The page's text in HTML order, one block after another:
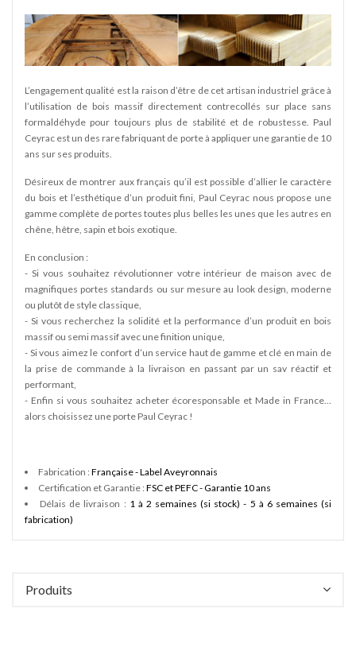
L’engagement qualité est la raison d’être de cet artisan industriel grâce à
l’utilisation de bois massif directement contrecollés sur place sans
formaldéhyde pour toujours plus de stabilité et de robustesse. Paul
Ceyrac est un des rare fabriquant de porte à appliquer une garantie de 10
ans sur ses produits.
Désireux de montrer aux français qu’il est possible d’allier le caractère
du bois et l’esthétique d’un produit fini, Paul Ceyrac nous propose une
gamme complète de portes toutes plus belles les unes que les autres en
chêne, hêtre, sapin et bois exotique.
En conclusion :
- Si vous souhaitez révolutionner votre intérieur de maison avec de
magnifiques portes standards ou sur mesure au look design, moderne
ou plutôt de style classique,
- Si vous recherchez la solidité et la performance d’un produit en bois
massif ou semi massif avec une finition unique,
- Si vous aimez le confort d’un service haut de gamme et clé en main de
la prise de commande à la livraison en passant par un sav réactif et
performant,
- Enfin si vous souhaitez acheter écoresponsable et Made in France…
alors choisissez une porte Paul Ceyrac !
Fabrication : Française - Label Aveyronnais
Certification et Garantie : FSC et PEFC - Garantie 10 ans
Délais de livraison : 1 à 2 semaines (si stock) - 5 à 6 semaines (si
fabrication)
Produits